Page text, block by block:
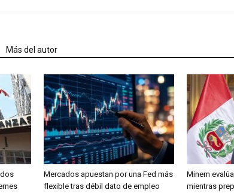
Más del autor
dos
Mercados apuestan por una Fed más
flexible tras débil dato de empleo
Minem
mientras